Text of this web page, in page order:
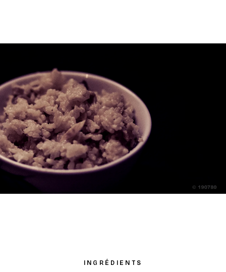
INGRÉDIENTS